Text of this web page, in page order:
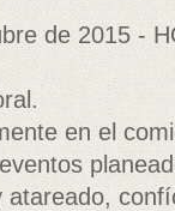
de 2015 -
en el